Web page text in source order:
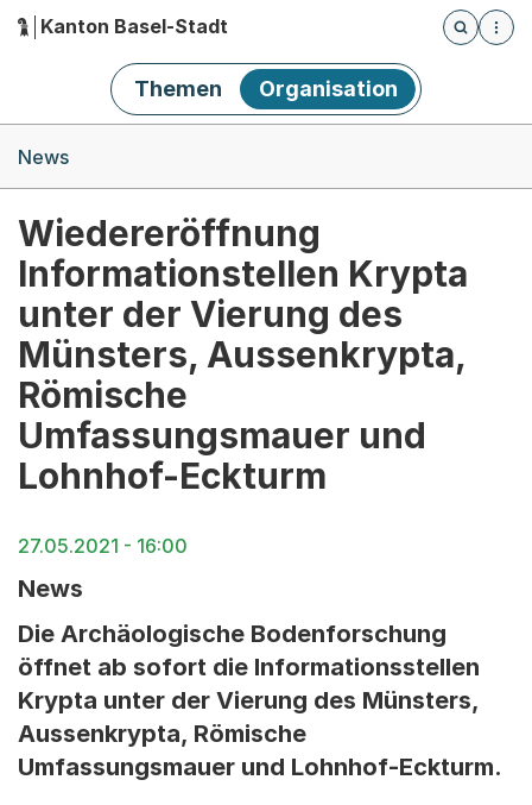
Hauptnavigation
Kanton Basel-Stadt
Öffnet
Themen Organisation
News
Wiedereröffnung
Informationstellen Krypta
unter der Vierung des
Münsters, Aussenkrypta,
Römische
Umfassungsmauer und
Lohnhof-Eckturm
27.05.2021 - 16:00
News
Die Archäologische Bodenforschung
öffnet ab sofort die Informationsstellen
Krypta unter der Vierung des Münsters,
Aussenkrypta, Römische
Umfassungsmauer und Lohnhof-Eckturm.